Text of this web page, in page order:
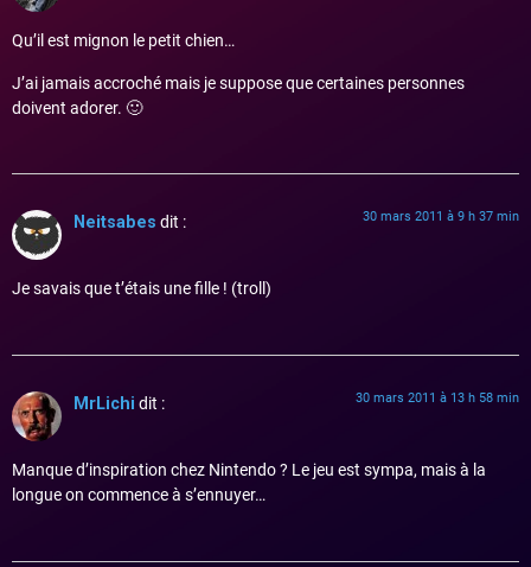
Qu’il est mignon le petit chien…
J’ai jamais accroché mais je suppose que certaines personnes
doivent adorer. 🙂
Neitsabes dit : 30 mars 2011 à 9 h 37 min
Je savais que t’étais une fille ! (troll)
MrLichi dit : 30 mars 2011 à 13 h 58 min
Manque d’inspiration chez Nintendo ? Le jeu est sympa, mais à la
longue on commence à s’ennuyer…